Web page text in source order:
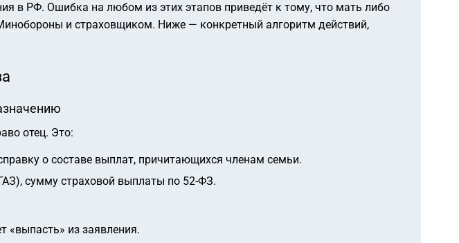
в РФ. Ошибка на любом из этих этапов приведёт к тому, что мать либо
и страховщиком. Ниже — конкретный алгоритм действий,
отец. Это:
о составе выплат, причитающихся членам семьи.
сумму страховой выплаты по 52-ФЗ.
«выпасть» из заявления.